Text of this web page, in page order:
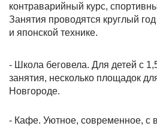
контраварийный курс,
Занятия проводятся круглый
и японской технике.
- Школа беговела. Для детей с
занятия, несколько площадок
Новгороде.
- Кафе. Уютное, современное, с